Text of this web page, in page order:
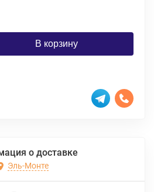
В корзину
о доставке
Эль-Монте